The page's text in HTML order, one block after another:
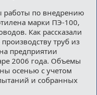
работы по внедрению
марки ПЭ-100,
Как рассказали
труб из
предприятии
2006 года. Объемы
осенью с учетом
и собранных